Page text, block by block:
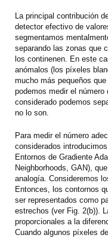
La principal contribución
detector efectivo de
segmentamos
separando las zonas que
los continenen. En este
anómalos (los píxeles
mucho más pequeños
podemos medir el
considerado podemos
no lo son.
Para medir el número
considerados
Entornos de Gradiente
Neighborhoods, GAN),
analogía. Consideremos
Entonces, los contornos
ser representados como
estrechos (ver Fig. 2(b)).
proporcionales a la
Cuando algunos píxeles